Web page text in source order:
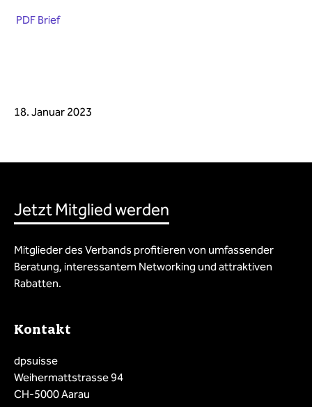
PDF Brief
18. Januar 2023
Jetzt Mitglied werden
Mitglieder des Verbands profitieren von umfassender
Beratung, interessantem Networking und attraktiven
Rabatten.
Kontakt
dpsuisse
Weihermattstrasse 94
CH-5000 Aarau